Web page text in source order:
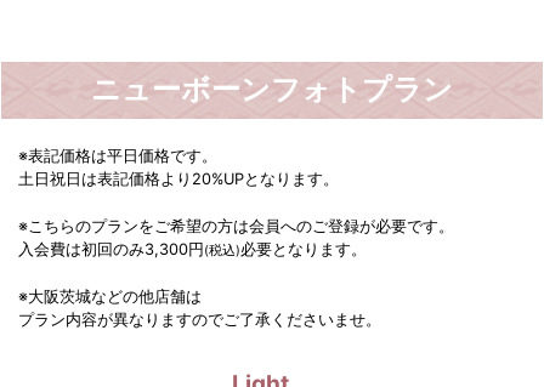
ニューボーンフォトプラン
※表記価格は平日価格です。
土日祝日は表記価格より20%UPとなります。
※こちらのプランをご希望の方は会員へのご登録が必要です。
入会費は初回のみ3,300円 (税込)必要となります。
※大阪茨城などの他店舗は
プラン内容が異なりますのでご了承くださいませ。